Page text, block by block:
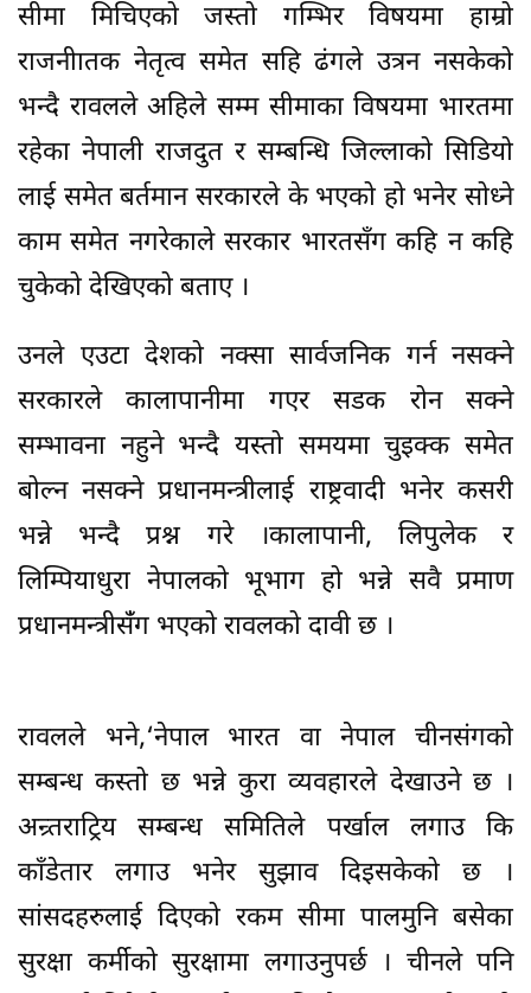
सीमा मिचिएको जस्तो गम्भिर विषयमा हाम्रो
राजनीातक नेतृत्व समेत सहि ढंगले उत्रन नसकेको
भन्दै रावलले अहिले सम्म सीमाका विषयमा भारतमा
रहेका नेपाली राजदुत र सम्बन्धि जिल्लाको सिडियो
लाई समेत बर्तमान सरकारले के भएको हो भनेर सोध्ने
काम समेत नगरेकाले सरकार भारतसँग कहि न कहि
चुकेको देखिएको बताए ।
उनले एउटा देशको नक्सा सार्वजनिक गर्न नसक्ने
सरकारले कालापानीमा गएर सडक रोन सक्ने
सम्भावना नहुने भन्दै यस्तो समयमा चुइक्क समेत
बोल्न नसक्ने प्रधानमन्त्रीलाई राष्ट्रवादी भनेर कसरी
भन्ने भन्दै प्रश्न गरे ।कालापानी, लिपुलेक र
लिम्पियाधुरा नेपालको भूभाग हो भन्ने सवै प्रमाण
प्रधानमन्त्रीसँंग भएको रावलको दावी छ ।
रावलले भने,‘नेपाल भारत वा नेपाल चीनसंगको
सम्बन्ध कस्तो छ भन्ने कुरा व्यवहारले देखाउने छ ।
अन्र्तराट्रिय सम्बन्ध समितिले पर्खाल लगाउ कि
काँडेतार लगाउ भनेर सुझाव दिइसकेको छ ।
सांसदहरुलाई दिएको रकम सीमा पालमुनि बसेका
सुरक्षा कर्मीको सुरक्षामा लगाउनुपर्छ । चीनले पनि